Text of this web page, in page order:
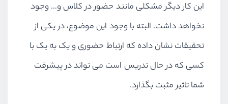
این کار دیگر مشکلی مانند حضور در کلاس و… وجود
نخواهد داشت. البته با وجود این موضوع، در یکی از
تحقیقات نشان داده که ارتباط حضوری و یک به یک با
کسی که در حال تدریس است می تواند در پیشرفت
شما تاثیر مثبت بگذارد.